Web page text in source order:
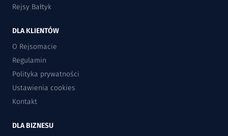
Rejsy Bałtyk
DLA KLIENTÓW
O Rejsomacie
Regulamin
Polityka prywatności
Ustawienia cookies
Kontakt
DLA BIZNESU